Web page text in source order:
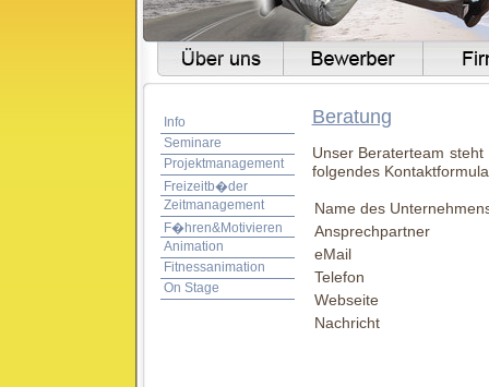
Info
Seminare
Projektmanagement
Freizeitb�der
Zeitmanagement
F�hren&Motivieren
Animation
Fitnessanimation
On Stage
Beratung
Unser Beraterteam
folgendes
Name des
Ansprechpartner
eMail
Telefon
Webseite
Nachricht